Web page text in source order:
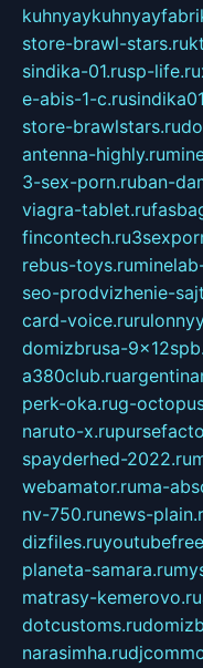
store-brawl-stars.ru
sindika-01.rusp-life.ru
e-abis-1-c.ru
store-brawlstars.ru
antenna-highly.ru
3-sex-porn.ruban-
viagra-tablet.ru
fincontech.ru
rebus-toys.ru
seo-prodvizhenie-
card-voice.ru
domizbrusa-
a380club.ru
perk-oka.rug-
naruto-x.ru
spayderhed-2022.ru
webamator.ruma-
nv-750.runews-
dizfiles.ru
planeta-samara.ru
matrasy-kemerovo.ru
dotcustoms.ru
narasimha.ru